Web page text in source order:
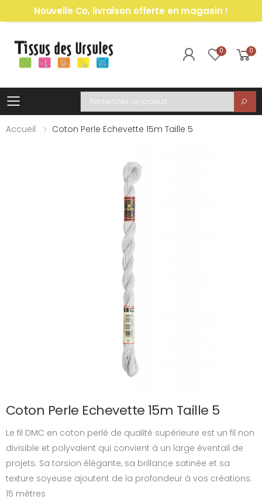
Nouvelle Co, livraison offerte en magasin !
0 0
Toggle mobile menu
Recherche
Accueil
Coton Perle Echevette 15m Taille 5
Coton Perle Echevette 15m Taille 5
Le fil DMC en coton perlé de qualité supérieure est un fil non
divisible et polyvalent qui convient à un large éventail de
projets. Sa torsion élégante, sa brillance satinée et sa
texture soyeuse ajoutent de la profondeur à vos créations.
15 mètres